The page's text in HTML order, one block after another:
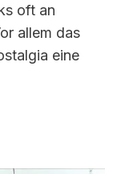
oft an
allem das
eine